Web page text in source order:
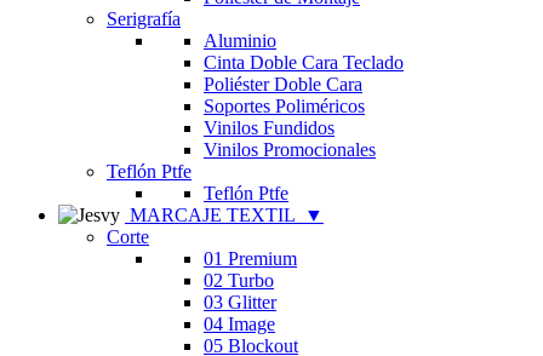
Serigrafía
Aluminio
Cinta Doble Cara Teclado
Poliéster Doble Cara
Soportes Poliméricos
Vinilos Fundidos
Vinilos Promocionales
Teflón Ptfe
Teflón Ptfe
MARCAJE TEXTIL
▼
Corte
01 Premium
02 Turbo
03 Glitter
04 Image
05 Blockout